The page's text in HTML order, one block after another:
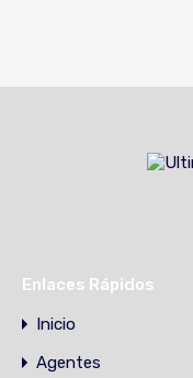
Enlaces Rápidos
Inicio
Agentes